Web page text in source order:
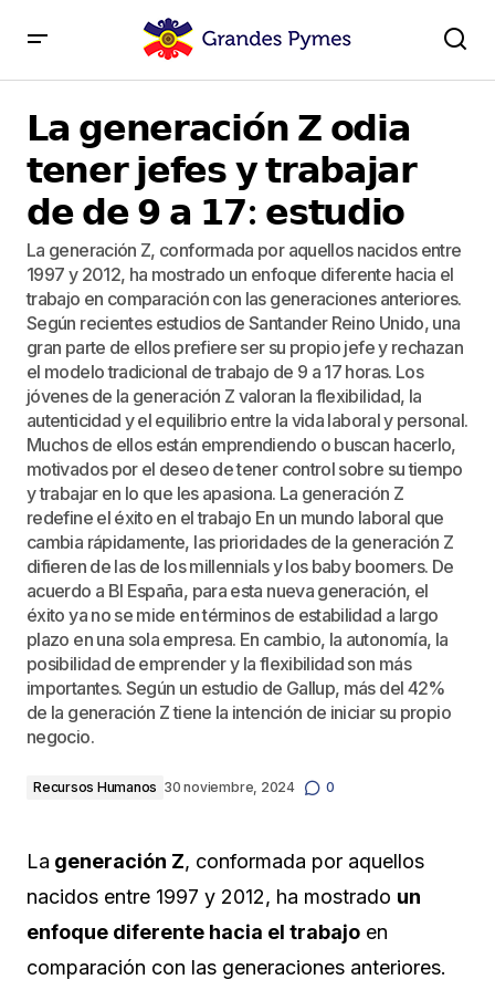
𝗟𝗮 𝗴𝗲𝗻𝗲𝗿𝗮𝗰𝗶𝗼́𝗻 𝗭 𝗼𝗱𝗶𝗮
𝘁𝗲𝗻𝗲𝗿 𝗷𝗲𝗳𝗲𝘀 𝘆 𝘁𝗿𝗮𝗯𝗮𝗷𝗮𝗿
𝗱𝗲 𝗱𝗲 𝟵 𝗮 𝟭𝟳: 𝗲𝘀𝘁𝘂𝗱𝗶𝗼
La generación Z, conformada por aquellos nacidos entre
1997 y 2012, ha mostrado un enfoque diferente hacia el
trabajo en comparación con las generaciones anteriores.
Según recientes estudios de Santander Reino Unido, una
gran parte de ellos prefiere ser su propio jefe y rechazan
el modelo tradicional de trabajo de 9 a 17 horas. Los
jóvenes de la generación Z valoran la flexibilidad, la
autenticidad y el equilibrio entre la vida laboral y personal.
Muchos de ellos están emprendiendo o buscan hacerlo,
motivados por el deseo de tener control sobre su tiempo
y trabajar en lo que les apasiona. La generación Z
redefine el éxito en el trabajo En un mundo laboral que
cambia rápidamente, las prioridades de la generación Z
difieren de las de los millennials y los baby boomers. De
acuerdo a BI España, para esta nueva generación, el
éxito ya no se mide en términos de estabilidad a largo
plazo en una sola empresa. En cambio, la autonomía, la
posibilidad de emprender y la flexibilidad son más
importantes. Según un estudio de Gallup, más del 42%
de la generación Z tiene la intención de iniciar su propio
negocio.
Recursos Humanos 30 noviembre, 2024 0
La generación Z, conformada por aquellos
nacidos entre 1997 y 2012, ha mostrado un
enfoque diferente hacia el trabajo en
comparación con las generaciones anteriores.